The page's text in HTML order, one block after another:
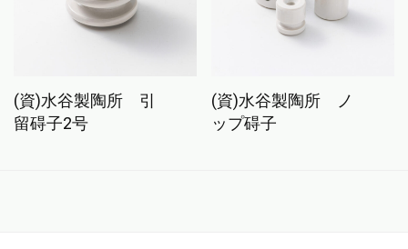
(資)水谷製陶所 引
留碍子2号
(資)水谷製陶所 ノ
ップ碍子